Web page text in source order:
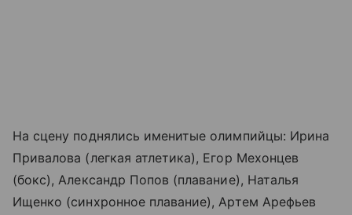
На сцену поднялись именитые олимпийцы: Ирина
Привалова (легкая атлетика), Егор Мехонцев
(бокс), Александр Попов (плавание), Наталья
Ищенко (синхронное плавание), Артем Арефьев